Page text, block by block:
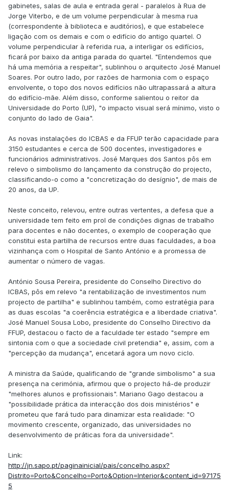
gabinetes, salas de aula e entrada geral - paralelos à Rua de
Jorge Viterbo, e de um volume perpendicular à mesma rua
(correspondente à biblioteca e auditórios), e que estabelece
ligação com os demais e com o edifício do antigo quartel. O
volume perpendicular à referida rua, a interligar os edifícios,
ficará por baixo da antiga parada do quartel. "Entendemos que
há uma memória a respeitar", sublinhou o arquitecto José Manuel
Soares. Por outro lado, por razões de harmonia com o espaço
envolvente, o topo dos novos edifícios não ultrapassará a altura
do edifício-mãe. Além disso, conforme salientou o reitor da
Universidade do Porto (UP), "o impacto visual será mínimo, visto o
conjunto do lado de Gaia".
As novas instalações do ICBAS e da FFUP terão capacidade para
3150 estudantes e cerca de 500 docentes, investigadores e
funcionários administrativos. José Marques dos Santos pôs em
relevo o simbolismo do lançamento da construção do projecto,
classificando-o como a "concretização do desígnio", de mais de
20 anos, da UP.
Neste conceito, relevou, entre outras vertentes, a defesa que a
universidade tem feito em prol de condições dignas de trabalho
para docentes e não docentes, o exemplo de cooperação que
constitui esta partilha de recursos entre duas faculdades, a boa
vizinhança com o Hospital de Santo António e a promessa de
aumentar o número de vagas.
António Sousa Pereira, presidente do Conselho Directivo do
ICBAS, pôs em relevo "a rentabilização de investimentos num
projecto de partilha" e sublinhou também, como estratégia para
as duas escolas "a coerência estratégica e a liberdade criativa".
José Manuel Sousa Lobo, presidente do Conselho Directivo da
FFUP, destacou o facto de a faculdade ter estado "sempre em
sintonia com o que a sociedade civil pretendia" e, assim, com a
"percepção da mudança", encetará agora um novo ciclo.
A ministra da Saúde, qualificando de "grande simbolismo" a sua
presença na cerimónia, afirmou que o projecto há-de produzir
"melhores alunos e profissionais". Mariano Gago destacou a
"possibilidade prática da interacção dos dois ministérios" e
prometeu que fará tudo para dinamizar esta realidade: "O
movimento crescente, organizado, das universidades no
desenvolvimento de práticas fora da universidade".
Link:
http://jn.sapo.pt/paginainicial/pais/concelho.aspx?
Distrito=Porto&Concelho=Porto&Option=Interior&content_id=97175
5